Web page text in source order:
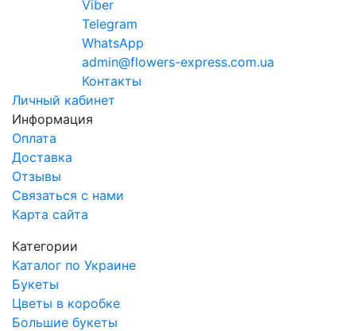
Viber
Telegram
WhatsApp
admin@flowers-express.com.ua
Контакты
Личный кабинет
Информация
Оплата
Доставка
Отзывы
Связаться с нами
Карта сайта
Категории
Каталог по Украине
Букеты
Цветы в коробке
Большие букеты